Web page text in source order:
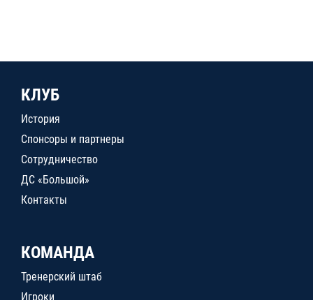
КЛУБ
История
Спонсоры и партнеры
Сотрудничество
ДС «Большой»
Контакты
КОМАНДА
Тренерский штаб
Игроки